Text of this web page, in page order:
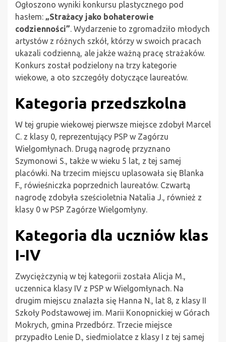
Ogłoszono wyniki konkursu plastycznego pod
hasłem: „Strażacy jako bohaterowie
codzienności”. Wydarzenie to zgromadziło młodych
artystów z różnych szkół, którzy w swoich pracach
ukazali codzienną, ale jakże ważną pracę strażaków.
Konkurs został podzielony na trzy kategorie
wiekowe, a oto szczegóły dotyczące laureatów.
Kategoria przedszkolna
W tej grupie wiekowej pierwsze miejsce zdobył Marcel
C. z klasy 0, reprezentujący PSP w Zagórzu
Wielgomłynach. Drugą nagrodę przyznano
Szymonowi S., także w wieku 5 lat, z tej samej
placówki. Na trzecim miejscu uplasowała się Blanka
F., rówieśniczka poprzednich laureatów. Czwartą
nagrodę zdobyła sześcioletnia Natalia J., również z
klasy 0 w PSP Zagórze Wielgomłyny.
Kategoria dla uczniów klas
I-IV
Zwyciężczynią w tej kategorii została Alicja M.,
uczennica klasy IV z PSP w Wielgomłynach. Na
drugim miejscu znalazła się Hanna N., lat 8, z klasy II
Szkoły Podstawowej im. Marii Konopnickiej w Górach
Mokrych, gmina Przedbórz. Trzecie miejsce
przypadło Lenie D., siedmiolatce z klasy I z tej samej